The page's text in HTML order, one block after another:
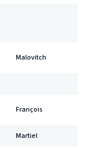
Malovitch
François
Martiel